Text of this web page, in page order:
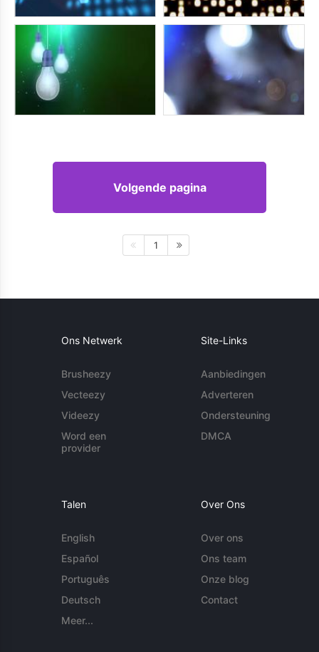
Volgende pagina
1
Ons Netwerk
Brusheezy
Vecteezy
Videezy
Word een
provider
Site-Links
Aanbiedingen
Adverteren
Ondersteuning
DMCA
Talen
English
Español
Português
Deutsch
Meer...
Over Ons
Over ons
Ons team
Onze blog
Contact